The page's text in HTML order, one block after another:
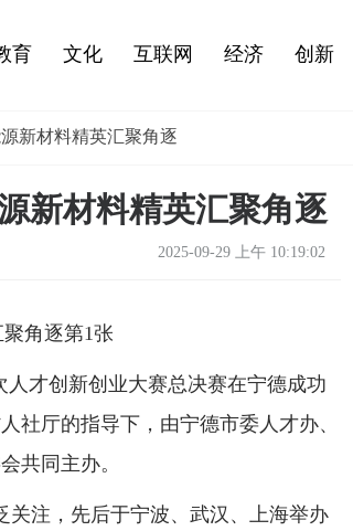
育 文化 互联网 经济 创新
新材料精英汇聚角逐
新材料精英汇聚角逐
2025-09-29 上午 10:19:02
人才创新创业大赛总决赛在宁德成功
社厅的指导下，由宁德市委人才办、
共同主办。
关注，先后于宁波、武汉、上海举办